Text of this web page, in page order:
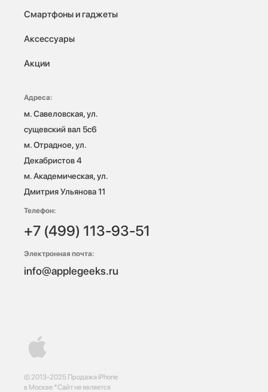
© 2013-2025 Продажа iPhone
в Москве *Сайт не является
Смартфоны и гаджеты
Аксессуары
Акции
Адреса:
м. Савеловская, ул.
сущевский вал 5с6
м. Отрадное, ул.
Декабристов 4
м. Академическая, ул.
Дмитрия Ульянова 11
Телефон:
+7 (499) 113-93-51
Электронная почта:
info@applegeeks.ru